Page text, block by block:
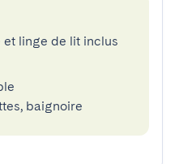
et linge de lit inclus
baignoire